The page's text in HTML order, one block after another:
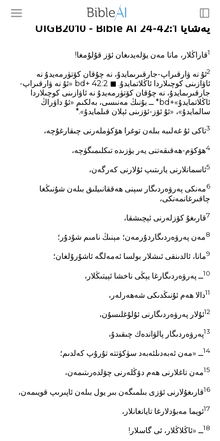
يەشايا 42:1-24 UIGB2010 - Bible AI
1قاراڭلار، مانا مەن يۆلەيدىغان ئۆز قۇلۇمغا!
2ئۇ نە ۋارقىراپ-جارقىرىمايدۇ، نە چۇقان كۆتۈرمەيدۇ نە
ئاۋازىنى كوچىلاردا ئاڭلاتمايدۇ. ◼ 42:2 +bd «ئۇ نە ۋارقىراپ-
جارقىرىمايدۇ، نە چۇقان كۆتۈرمەيدۇ نە ئاۋازىنى كوچىلاردا
ئاڭلاتمايدۇ»+bd* ــ بۇنىڭ مەنىسى، بەلكىم «ئۇ داۋراڭ
سالمايدۇ»، «ئۇ ئۆز-ئۆزىنى ئېلان قىلمايدۇ».*
3تاكى ئۇ غەلىبە بىلەن توغرا ھۆكۈملەرنى چىقارغۇچە،
4ھۆكۈم-ھەقىقەتنى يەر يۈزىدە تىكلىمىگۈچە،
5ئاسمانلارنى يارىتىپ ئۇلارنى كەرگەن،
6مەنكى پەرۋەردىگار سېنى ھەققانىيلىق بىلەن شۇنىڭغا
چاقىرغانمەنكى،
7قارىغۇ كۆزلەرنى ئېچىشقا،
8مەن پەرۋەردىگاردۇرمەن؛ مېنىڭ نامىم شۇدۇر؛
9مانا، ئالدىنقى ئىشلار بولسا ئەمەلگە ئاشۇرۇلغان؛
10ــ پەرۋەردىگارغا يېڭى ناخشا ئېيتىڭلار،
11دالا ھەم ئۇنىڭدىكى شەھەرلەر،
12ئۇلار پەرۋەردىگارنى ئۇلۇغلىسۇن،
13پەرۋەردىگار پالۋاندەك چىقىدۇ،
14ــ «مەن ئەبەدىلئەبەد سۈكۈتتە تۇرۇپ كەلدىم؛
15مەن تاغلارنى ھەم دۆڭلەرنى چۆلدەرىتىمەن،
16قارىغۇلارنى ئۆزى بىلمىگەن بىر يول بىلەن ئاپىرىپ قويىمەن،
17ئويما مەبۇدلارغا تايانغانلار،
18ــ «ئاڭلاڭلار، ئى گاسلار!